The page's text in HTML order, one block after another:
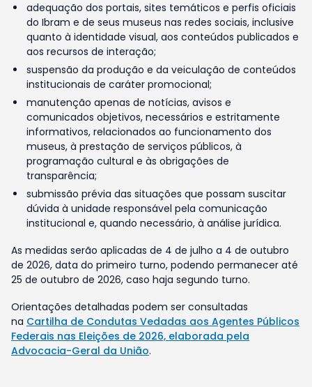
adequação dos portais, sites temáticos e perfis oficiais
do Ibram e de seus museus nas redes sociais, inclusive
quanto à identidade visual, aos conteúdos publicados e
aos recursos de interação;
suspensão da produção e da veiculação de conteúdos
institucionais de caráter promocional;
manutenção apenas de notícias, avisos e
comunicados objetivos, necessários e estritamente
informativos, relacionados ao funcionamento dos
museus, à prestação de serviços públicos, à
programação cultural e às obrigações de
transparência;
submissão prévia das situações que possam suscitar
dúvida à unidade responsável pela comunicação
institucional e, quando necessário, à análise jurídica.
As medidas serão aplicadas de 4 de julho a 4 de outubro
de 2026, data do primeiro turno, podendo permanecer até
25 de outubro de 2026, caso haja segundo turno.
Orientações detalhadas podem ser consultadas
na Cartilha de Condutas Vedadas aos Agentes Públicos
Federais nas Eleições de 2026, elaborada pela
Advocacia-Geral da União.